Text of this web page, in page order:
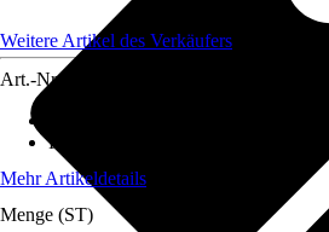
Weitere Artikel des Verkäufers
Art.-Nr.
Funktionen
Mehr Artikeldetails
Menge (ST)